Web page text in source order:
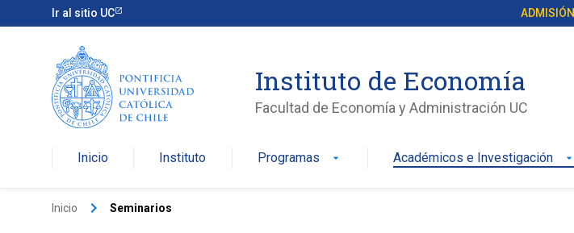
Ir al sitio UC ADMISIÓN
Instituto de Economía
Facultad de Economía y Administración UC
Inicio Instituto Programas arrow_drop_down Académicos e Investigación arrow_drop_down
Inicio keyboard_arrow_right Seminarios